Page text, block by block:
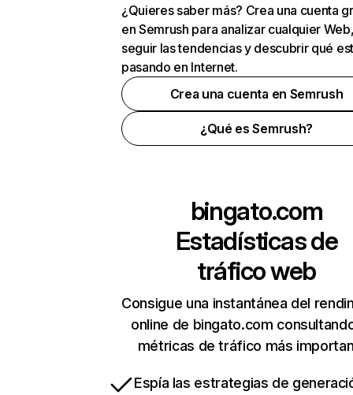
¿Quieres saber más? Crea una cuenta
en Semrush para analizar cualquier
seguir las tendencias y descubrir qué
pasando en Internet.
Crea una cuenta en Semrush
¿Qué es Semrush?
bingato.com
Estadísticas de
tráfico web
Consigue una instantánea del
online de bingato.com
métricas de tráfico más
Espía las estrategias de